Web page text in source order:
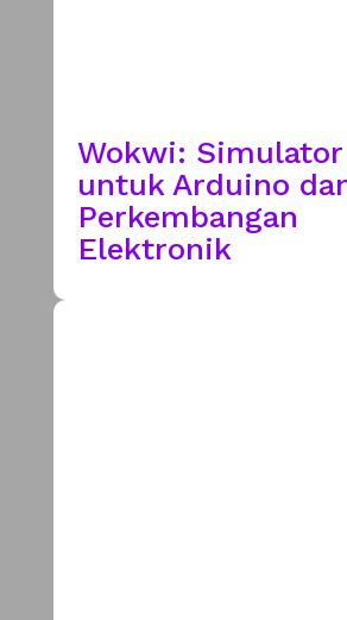
Wokwi:
untuk Arduino
Perkembangan
Elektronik